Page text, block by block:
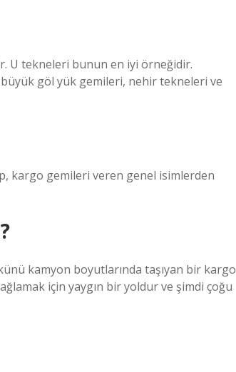
U tekneleri bunun en iyi örneğidir.
göl yük gemileri, nehir tekneleri ve
kargo gemileri veren genel isimlerden
kamyon boyutlarında taşıyan bir kargo
için yaygın bir yoldur ve şimdi çoğu